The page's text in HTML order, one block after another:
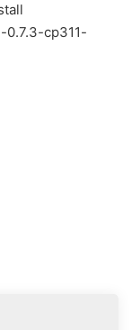
0.7.3-cp311-